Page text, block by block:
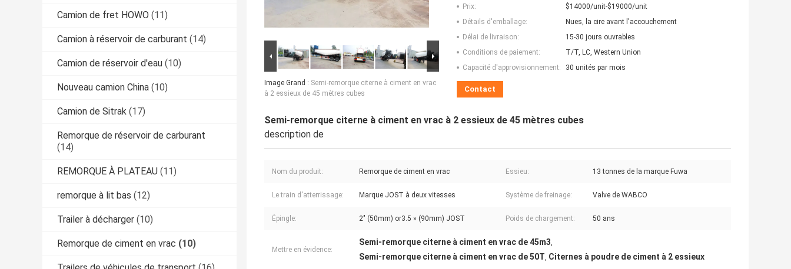
Camion de fret HOWO (11)
Camion à réservoir de carburant (14)
Camion de réservoir d'eau (10)
Nouveau camion China (10)
Camion de Sitrak (17)
Remorque de réservoir de carburant
(14)
REMORQUE À PLATEAU (11)
remorque à lit bas (12)
Trailer à décharger (10)
Remorque de ciment en vrac (10)
Image Grand : Semi-remorque citerne à ciment en vrac
à 2 essieux de 45 mètres cubes
Prix:
$14000/unit-$19000/unit
Détails d'emballage:
Nues, la cire avant l'accouchement
Délai de livraison:
15-30 jours ouvrables
Conditions de paiement:
T/T, LC, Western Union
Capacité d'approvisionnement:
30 unités par mois
Contact
Semi-remorque citerne à ciment en vrac à 2 essieux de 45 mètres cubes
description de
Nom du produit: Remorque de ciment en vrac Essieu: 13 tonnes de la marque Fuwa
Le train d'atterrissage: Marque JOST à deux vitesses Système de freinage: Valve de WABCO
Épingle: 2" (50mm) or3.5 » (90mm) JOST Poids de chargement: 50 ans
Mettre en évidence:
Semi-remorque citerne à ciment en vrac de 45m3,
Semi-remorque citerne à ciment en vrac de 50T, Citernes à poudre de ciment à 2 essieux